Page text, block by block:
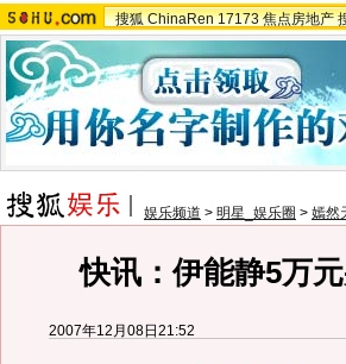
搜狐 ChinaRen 17173 焦点房地产
娱乐频道 > 明星_娱乐圈 > 嫣然
快讯：伊能静5万
2007年12月08日21:52